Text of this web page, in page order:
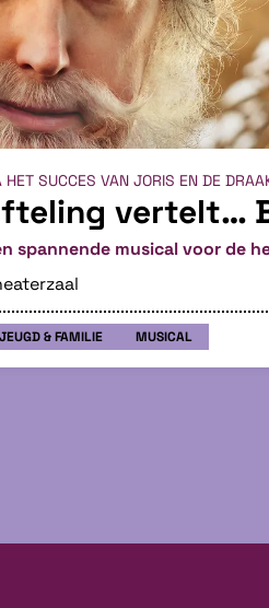
vertelt…
spannende musical voor de
HET SUCCES VAN JORIS EN DE
JEUGD & FAMILIE MUSICAL